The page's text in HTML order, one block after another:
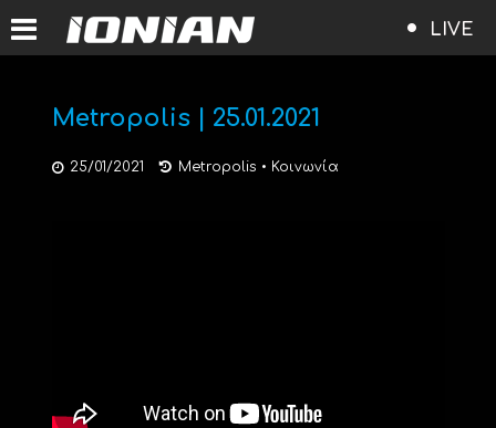
LIVE
Metropolis | 25.01.2021
25/01/2021 Metropolis • Κοινωνία